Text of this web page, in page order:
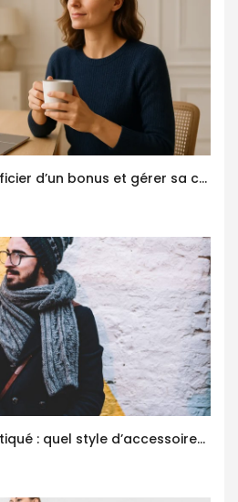
Indy : Comment bénéficier d’un bonus et gérer sa comptabilité plus facilement ?
Minimaliste ou sophistiqué : quel style d’accessoires homme choisir ?